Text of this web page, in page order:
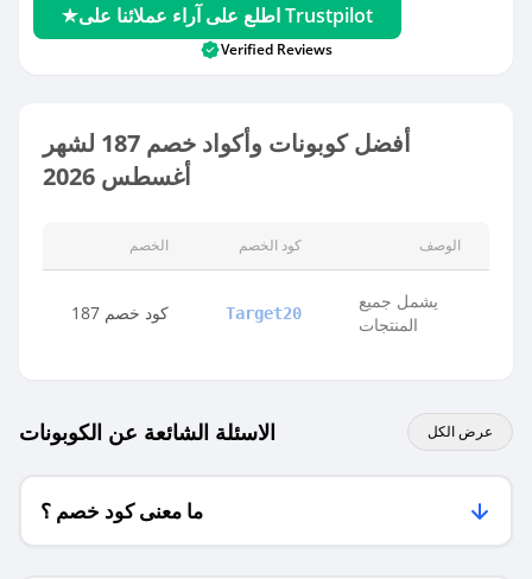
اطلع على آراء عملائنا على Trustpilot
Verified Reviews
أفضل كوبونات وأكواد خصم 187 لشهر
أغسطس 2026
الخصم كود الخصم الوصف
كود خصم 187 Target20
يشمل جميع
المنتجات
الاسئلة الشائعة عن الكوبونات عرض الكل
ما معنى كود خصم ؟